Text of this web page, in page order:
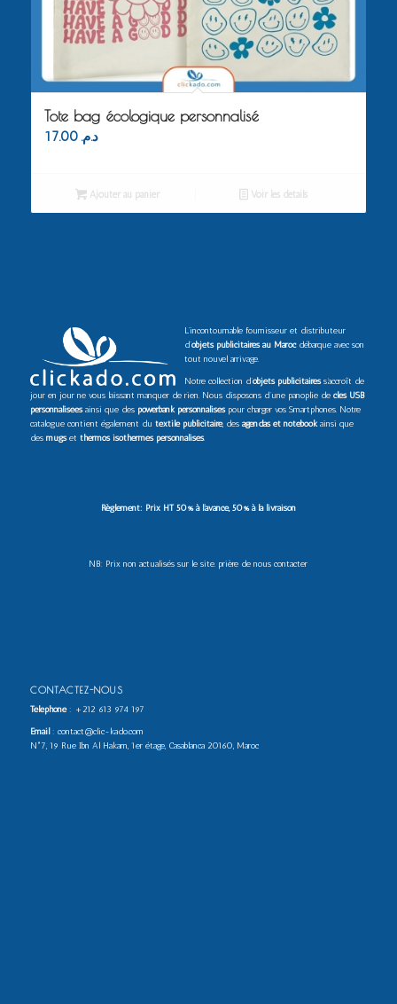
Tote bag écologique personnalisé
د.م. 17.00
Ajouter au panier Voir les détails
L’incontournable fournisseur et distributeur
d’objets publicitaires au Marocdébarque avec son
tout nouvel arrivage.
Notre collection d’objets publicitairess’accroît de
jour en jour ne vous laissant manquer de rien. Nous disposons d’une panoplie de clés USB
personnaliséesainsi que des powerbank personnaliséspour charger vos Smartphones. Notre
catalogue contient également du textile publicitaire, des agendas et notebookainsi que
des mugset thermos isothermes personnalisés.
Règlement: Prix HT 50% à l’avance, 50% à la livraison
NB: Prix non actualisés sur le site. prière de nous contacter
CONTACTEZ-NOUS
Téléphone: +212 613 974 197
Email: contact@clic-kado.com
N°7, 19 Rue Ibn Al Hakam, 1er étage, Casablanca 20160, Maroc